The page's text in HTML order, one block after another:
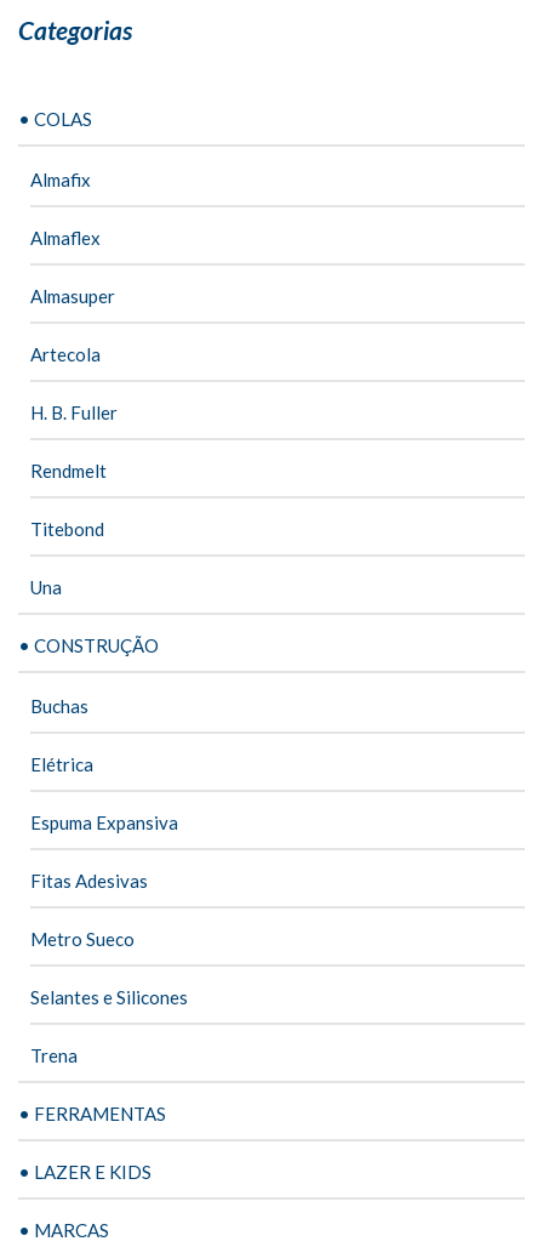
Categorias
• COLAS
Almafix
Almaflex
Almasuper
Artecola
H. B. Fuller
Rendmelt
Titebond
Una
• CONSTRUÇÃO
Buchas
Elétrica
Espuma Expansiva
Fitas Adesivas
Metro Sueco
Selantes e Silicones
Trena
• FERRAMENTAS
• LAZER E KIDS
• MARCAS